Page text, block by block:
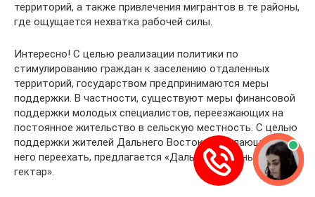
территорий, а также привлечения мигрантов в те районы,
где ощущается нехватка рабочей силы.
Интересно! С целью реализации политики по
стимулированию граждан к заселению отдаленных
территорий, государством предпринимаются меры
поддержки. В частности, существуют меры финансовой
поддержки молодых специалистов, переезжающих на
постоянное жительство в сельскую местность. С целью
поддержки жителей Дальнего Востока и желающих на
него переехать, предлагается «Дальневосточный
гектар».